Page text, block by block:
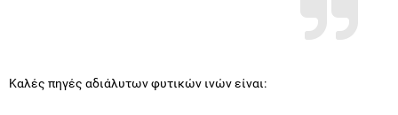
Καλές πηγές αδιάλυτων φυτικών ινών είναι: